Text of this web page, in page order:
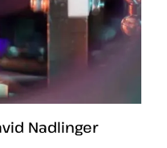
Nadlinger